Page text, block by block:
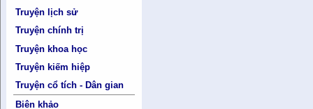
Truyện lịch sử
Truyện chính trị
Truyện khoa học
Truyện kiếm hiệp
Truyện cổ tích - Dân gian
Biên khảo